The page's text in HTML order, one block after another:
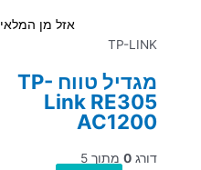
אזל מן המלאי
TP-LINK
מגדיל טווח TP-
Link RE305
AC1200
דורג 0 מתוך 5